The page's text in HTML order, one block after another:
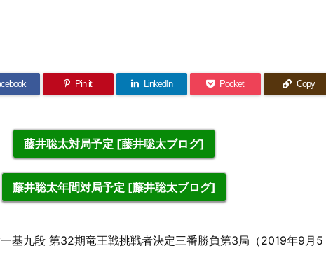
Pin it LinkedIn Pocket Copy
藤井聡太対局予定 [藤井聡太ブログ]
藤井聡太年間対局予定 [藤井聡太ブログ]
基九段 第32期竜王戦挑戦者決定三番勝負第3局（2019年9月5